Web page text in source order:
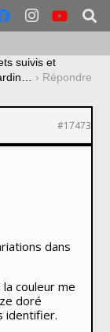
suivis et
› Répondre
#17473
dans
la couleur me
doré
identifier.